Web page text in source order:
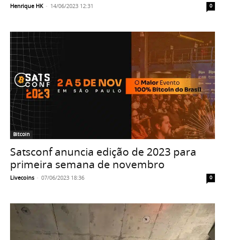
Henrique HK - 14/06/2023 12:31 0
Bitcoin
Satsconf anuncia edição de 2023 para
primeira semana de novembro
Livecoins - 07/06/2023 18:36 0